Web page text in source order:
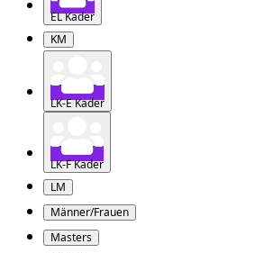
EL Kader
KM
LK-E Kader
LK-F Kader
LM
Männer/Frauen
Masters